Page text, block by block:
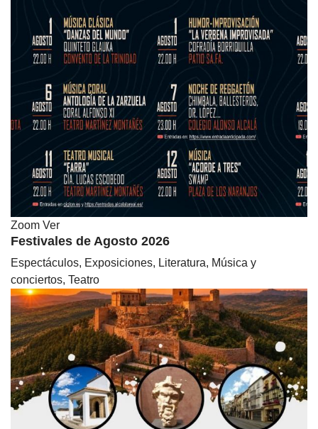
Zoom Ver
Festivales de Agosto 2026
Espectáculos, Exposiciones, Literatura, Música y
conciertos, Teatro